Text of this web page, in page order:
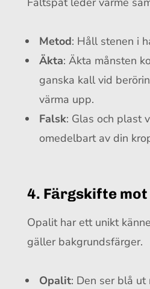
Metod: Håll stenen i
Äkta: Äkta månsten
ganska kall vid
värma upp.
Falsk: Glas och plast
omedelbart av din
4. Färgskifte
Opalit har ett unikt
gäller bakgrundsfärger.
Opalit: Den ser blå ut